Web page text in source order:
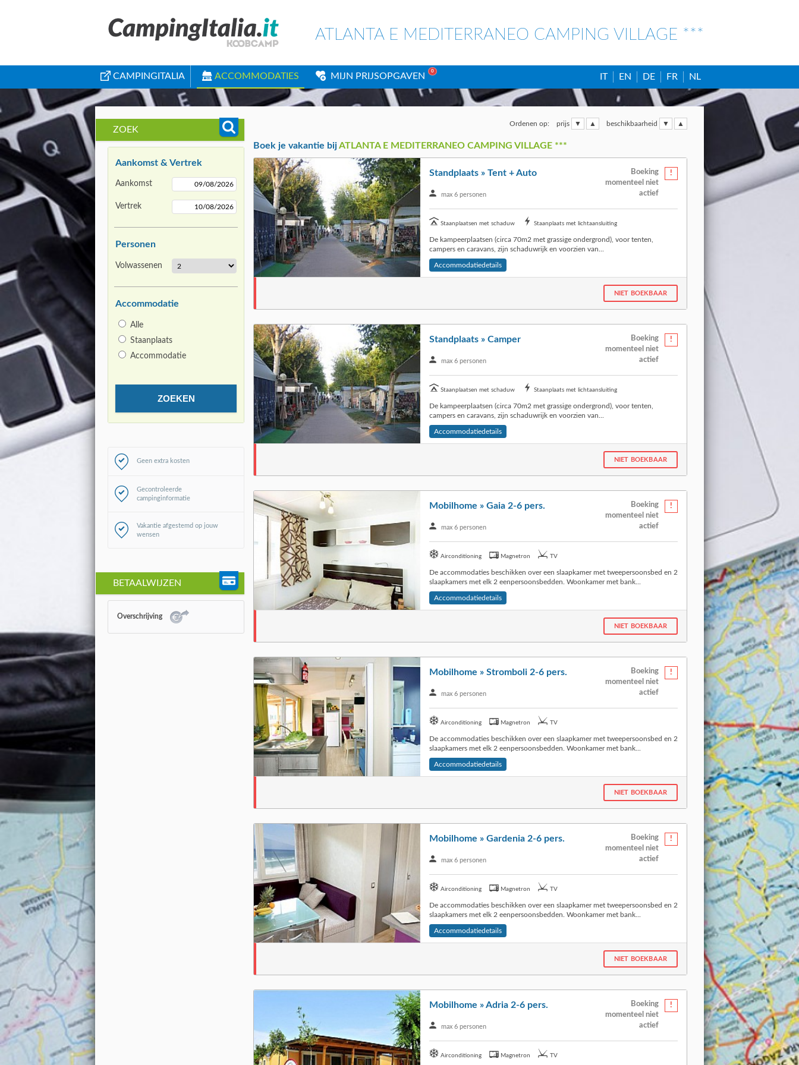
ATLANTA E MEDITERRANEO CAMPING VILLAGE ***
CAMPINGITALIA ACCOMMODATIES MIJN PRIJSOPGAVEN 0
IT EN DE FR NL
ZOEK
Aankomst & Vertrek
Aankomst
Vertrek
Personen
Volwassenen
Accommodatie
Alle
Staanplaats
Accommodatie
Geen extra kosten
Gecontroleerde
campinginformatie
Vakantie afgestemd op jouw
wensen
BETAALWIJZEN
Overschrijving
Ordenen op: prijs beschikbaarheid
Boek je vakantie bijATLANTA E MEDITERRANEO CAMPING VILLAGE ***
Standplaats » Tent + Auto
max 6 personen
Boeking
momenteel niet
actief
Staanplaatsen met schaduw
Staanplaats met lichtaansluiting
De kampeerplaatsen (circa 70m2 met grassige ondergrond), voor tenten,
campers en caravans, zijn schaduwrijk en voorzien van...
Accommodatiedetails
NIET BOEKBAAR
Standplaats » Camper
max 6 personen
Boeking
momenteel niet
actief
Staanplaatsen met schaduw
Staanplaats met lichtaansluiting
De kampeerplaatsen (circa 70m2 met grassige ondergrond), voor tenten,
campers en caravans, zijn schaduwrijk en voorzien van...
Accommodatiedetails
NIET BOEKBAAR
Mobilhome » Gaia 2-6 pers.
max 6 personen
Boeking
momenteel niet
actief
Airconditioning Magnetron TV
De accommodaties beschikken over een slaapkamer met tweepersoonsbed en 2
slaapkamers met elk 2 eenpersoonsbedden. Woonkamer met bank...
Accommodatiedetails
NIET BOEKBAAR
Mobilhome » Stromboli 2-6 pers.
max 6 personen
Boeking
momenteel niet
actief
Airconditioning Magnetron TV
De accommodaties beschikken over een slaapkamer met tweepersoonsbed en 2
slaapkamers met elk 2 eenpersoonsbedden. Woonkamer met bank...
Accommodatiedetails
NIET BOEKBAAR
Mobilhome » Gardenia 2-6 pers.
max 6 personen
Boeking
momenteel niet
actief
Airconditioning Magnetron TV
De accommodaties beschikken over een slaapkamer met tweepersoonsbed en 2
slaapkamers met elk 2 eenpersoonsbedden. Woonkamer met bank...
Accommodatiedetails
NIET BOEKBAAR
Mobilhome » Adria 2-6 pers.
max 6 personen
Boeking
momenteel niet
actief
Airconditioning Magnetron TV